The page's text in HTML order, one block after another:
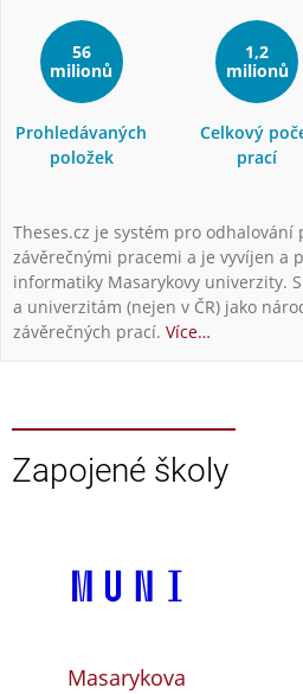
56
milionů
Prohledávaných
položek
1,2
milionů
Celkový
prací
Theses.cz je systém pro odhalování
závěrečnými pracemi a je vyvíjen a
informatiky Masarykovy univerzity.
a univerzitám (nejen v ČR) jako
závěrečných prací. Více…
Zapojené školy
Masarykova